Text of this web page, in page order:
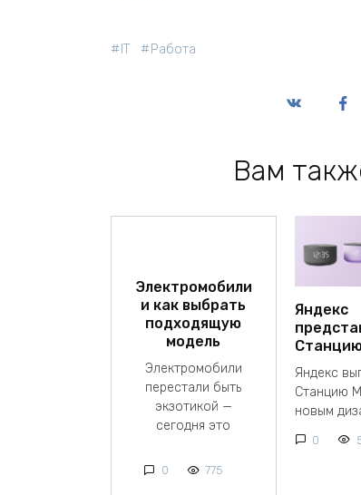
IT Работа
Вам
Электромобили
и как выбрать
подходящую
модель
Электромобили
перестали быть
экзотикой —
сегодня это
0 775
Яндекс
Яндекс
Станцию
новым
0